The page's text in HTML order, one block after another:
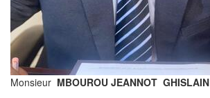
Monsieur MBOUROU JEANNOT GHISLAIN